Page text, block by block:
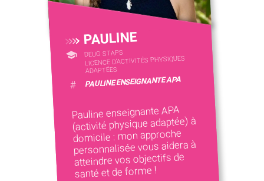
PAULINE
DEUG STAPS
LICENCE D’ACTIVITÉS PHYSIQUES
ADAPTÉES
# PAULINE ENSEIGNANTE APA
Pauline enseignante APA
(activité physique adaptée) à
domicile : mon approche
personnalisée vous aidera à
atteindre vos objectifs de
santé et de forme !